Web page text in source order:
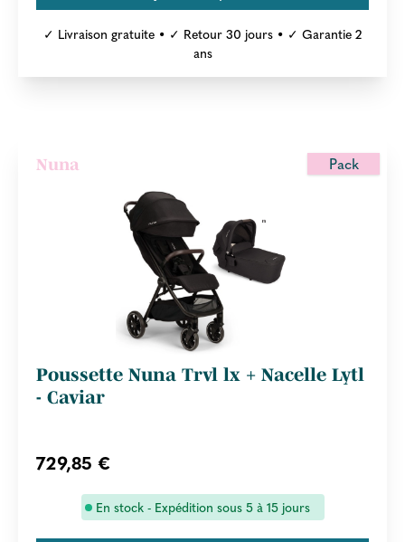
✓ Livraison gratuite • ✓ Retour 30 jours • ✓ Garantie 2
ans
Pack
Nuna
Poussette Nuna Trvl lx + Nacelle Lytl
- Caviar
729,85 €
En stock - Expédition sous 5 à 15 jours